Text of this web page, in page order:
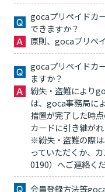
gocaプリペイドカ
できますか？
原則、gocaプリペ
gocaプリペイドカ
ますか？
紛失・盗難により
は、goca事務局に
措置が完了した時
カードに引き継がれ
※紛失・盗難の際
っていただくか、
0190）へご連絡くだ
会員登録方法等